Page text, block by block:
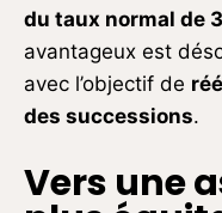
du taux normal de
avantageux est
avec l’objectif de
des successions.
Vers une